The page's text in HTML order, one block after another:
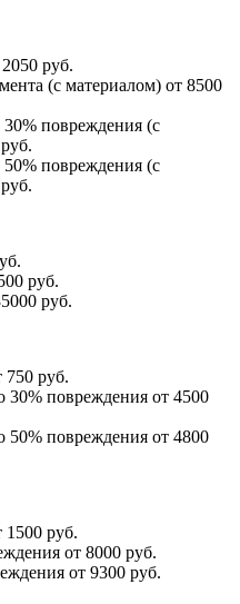
руб.
(с материалом) от 8500
повреждения (с
повреждения (с
руб.
руб.
750 руб.
30% повреждения от 4500
50% повреждения от 4800
1500 руб.
от 8000 руб.
от 9300 руб.